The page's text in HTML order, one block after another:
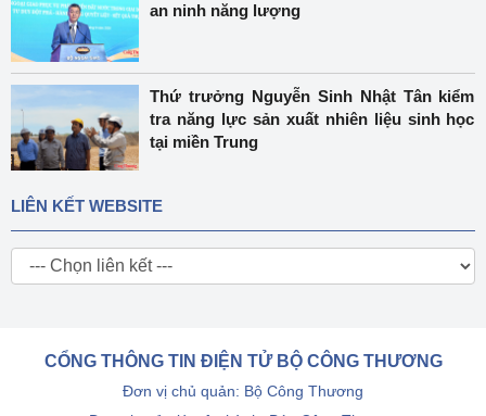
an ninh năng lượng
Thứ trưởng Nguyễn Sinh Nhật Tân kiểm
tra năng lực sản xuất nhiên liệu sinh học
tại miền Trung
LIÊN KẾT WEBSITE
CỔNG THÔNG TIN ĐIỆN TỬ BỘ CÔNG THƯƠNG
Đơn vị chủ quản: Bộ Công Thương